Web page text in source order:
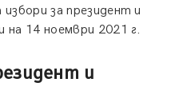
за президент и
на 14 ноември 2021 г.
и